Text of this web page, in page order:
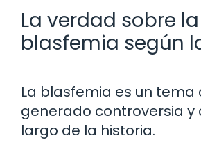
La verdad sobre la
blasfemia según
La blasfemia es un tema
generado controversia y
largo de la historia.